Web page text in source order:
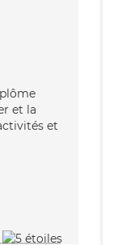
et la
et